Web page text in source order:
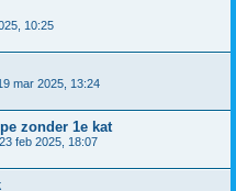
10:25
mar 2025, 13:24
zonder 1e kat
23 feb 2025, 18:07